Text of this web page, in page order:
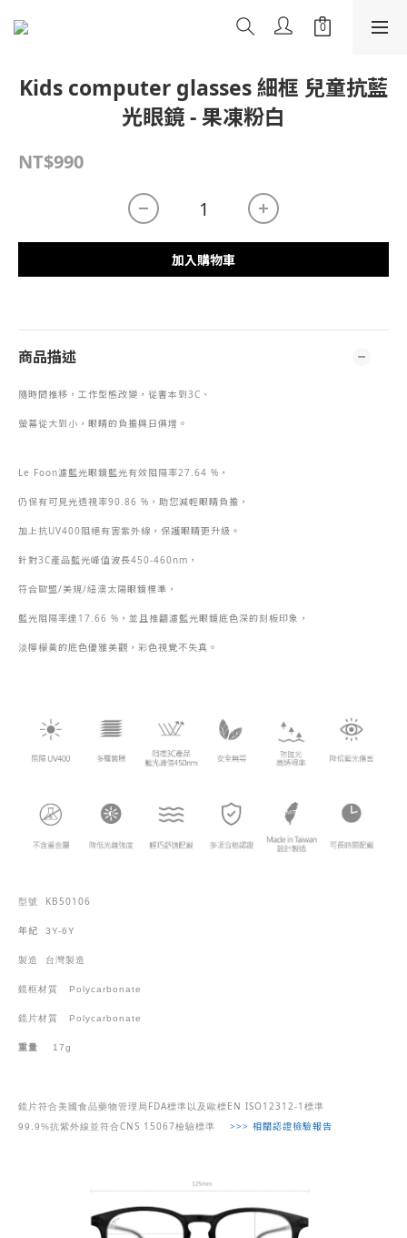
Kids computer glasses 細框 兒童抗藍
光眼鏡 - 果凍粉白
NT$990
加入購物車
商品描述
隨時間推移，工作型態改變，從書本到3C 、
螢幕從大到小，眼睛的負擔與日俱增。
Le Foon濾藍光眼鏡藍光有效阻隔率27.64 % ，
仍保有可見光透視率90.86 % ，助您減輕眼睛負擔，
加上抗UV400阻絕有害紫外線，保護眼睛更升級。
針對3C產品藍光峰值波長450-460nm ，
符合歐盟/美規/紐澳太陽眼鏡標準，
藍光阻隔率達 17.66 % ，並且推翻濾藍光眼鏡底色深的刻板印象，
淡檸檬黃的底色優雅美觀，彩色視覺不失真。
型號 KB50106
年紀 3Y-6Y
製造 台灣製造
鏡框材質 Polycarbonate
鏡片材質 Polycarbonate
重量 17g
鏡片符合美國食品藥物管理局 FDA標準以及歐標EN ISO12312-1 標準
99.9%抗紫外線並符合CNS 15067檢驗標準 >>> 相關認證檢驗報告